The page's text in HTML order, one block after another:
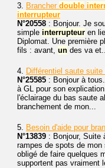
3. Brancher double
interrupteur
N°20558 : Bonjour. Je
simple interrupteur en
Diplomat. Une première
fils : avant, un des va et...
4. Différentiel saute suite
N°25585 : Bonjour à
à GL pour son
l'éclairage du bas saute
branchement de mon...
5. Besoin d'aide pour
N°13839 : Bonjour, Suite
rampes de spots de mon
obligé de faire quelques
supportent pas vraiment